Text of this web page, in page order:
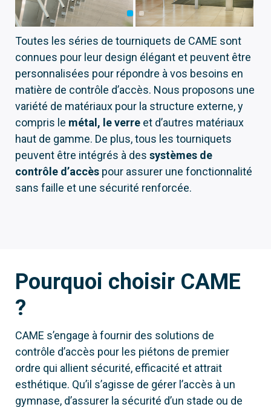
Toutes les séries de tourniquets de CAME sont
connues pour leur design élégant et peuvent être
personnalisées pour répondre à vos besoins en
matière de contrôle d’accès. Nous proposons une
variété de matériaux pour la structure externe, y
compris le métal, le verre et d’autres matériaux
haut de gamme. De plus, tous les tourniquets
peuvent être intégrés à des systèmes de
contrôle d’accès pour assurer une fonctionnalité
sans faille et une sécurité renforcée.
Pourquoi choisir CAME
?
CAME s’engage à fournir des solutions de
contrôle d’accès pour les piétons de premier
ordre qui allient sécurité, efficacité et attrait
esthétique. Qu’il s’agisse de gérer l’accès à un
gymnase, d’assurer la sécurité d’un stade ou de